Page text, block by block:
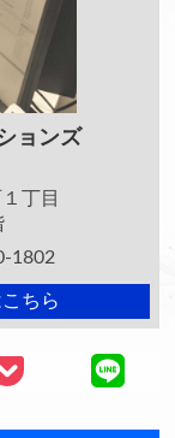
ョンズ
丁目
1802
ちら